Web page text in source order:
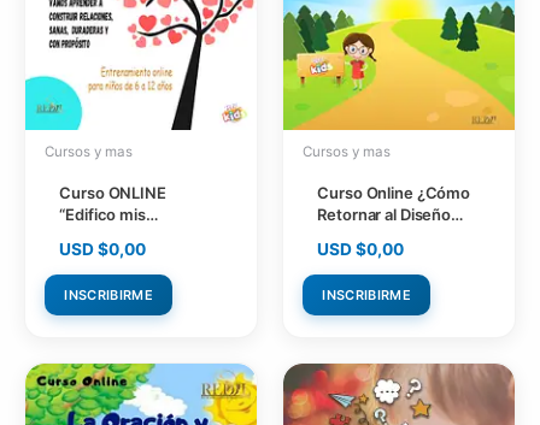
Cursos y mas
Curso ONLINE
“Edifico mis
relaciones en la
Verdad” (Cuba)
USD $0,00
INSCRIBIRME
Cursos y mas
Curso Online ¿Cómo
Retornar al Diseño
Original? (Cuba)
USD $0,00
INSCRIBIRME